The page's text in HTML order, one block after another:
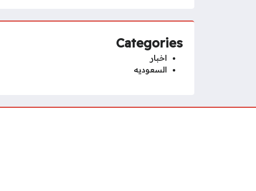
Categories
اخبار
السعوديه